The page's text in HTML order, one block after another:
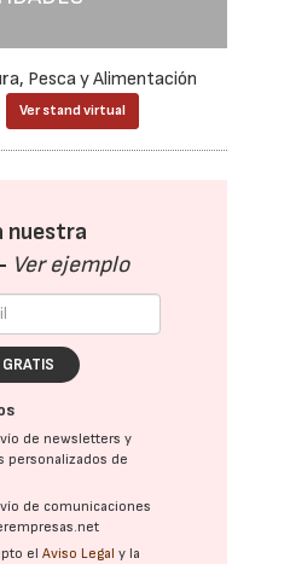
Pesca y Alimentación
Ver stand virtual
nuestra
Ver ejemplo
de newsletters y
personalizados de
de comunicaciones
elAviso Legal y la